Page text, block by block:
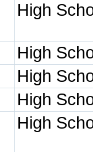
High
High
High
High
High